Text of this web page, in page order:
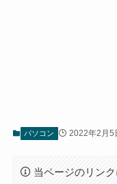
パソコン 2022年2月5
当ページのリン